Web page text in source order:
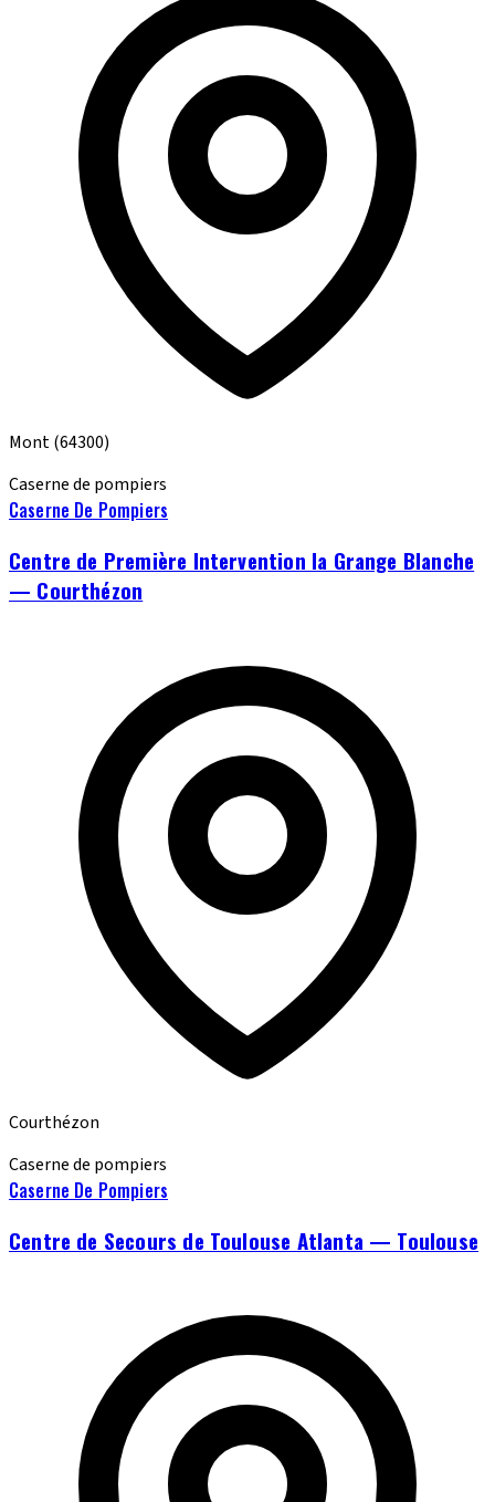
Mont(64300)
Caserne de pompiers
Caserne De Pompiers
Centre de Première Intervention la Grange Blanche
— Courthézon
Courthézon
Caserne de pompiers
Caserne De Pompiers
Centre de Secours de Toulouse Atlanta — Toulouse